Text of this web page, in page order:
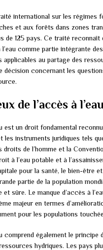
international sur les régimes
et aux forêts dans zones
de 125 pays. Ce traité reconnaît
comme partie intégrante
applicables au partage des
décision concernant les
de l’accès à l’eau
est un droit fondamental
les instruments juridiques tels
droits de l’homme et la
à l’eau potable et à
pour la santé, le bien-être
partie de la population
et sûre. Le manque d’accès à
majeur en termes
pour les populations
comprend également le principe
hydriques. Les pays